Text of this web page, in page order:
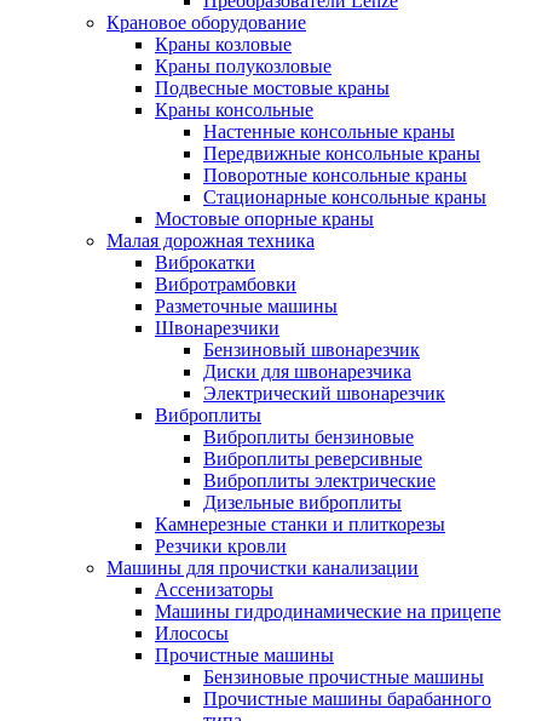
Крановое оборудование
Краны козловые
Краны полукозловые
Подвесные мостовые краны
Краны консольные
Настенные консольные краны
Передвижные консольные краны
Поворотные консольные краны
Стационарные консольные краны
Мостовые опорные краны
Малая дорожная техника
Виброкатки
Вибротрамбовки
Разметочные машины
Швонарезчики
Бензиновый швонарезчик
Диски для швонарезчика
Электрический швонарезчик
Виброплиты
Виброплиты бензиновые
Виброплиты реверсивные
Виброплиты электрические
Дизельные виброплиты
Камнерезные станки и плиткорезы
Резчики кровли
Машины для прочистки канализации
Ассенизаторы
Машины гидродинамические на прицепе
Илососы
Прочистные машины
Бензиновые прочистные машины
Прочистные машины барабанного